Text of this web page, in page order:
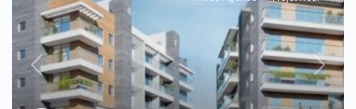
Previous Next